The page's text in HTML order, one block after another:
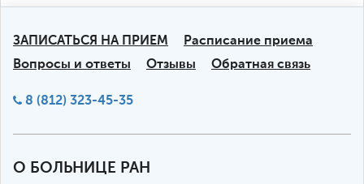
ЗАПИСАТЬСЯ НА ПРИЕМ
Расписание приема
Вопросы и ответы
Отзывы Обратная связь
8 (812) 323-45-35
О БОЛЬНИЦЕ РАН